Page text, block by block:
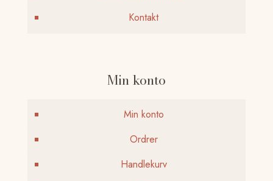
Kontakt
Min konto
Min konto
Ordrer
Handlekurv